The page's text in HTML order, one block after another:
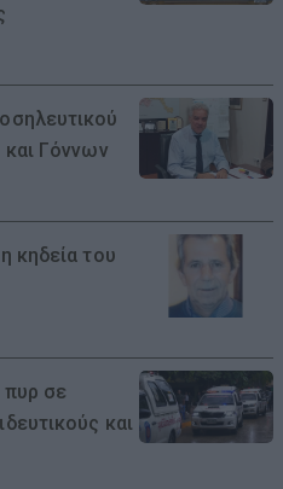
Γόννων
κηδεία του
πυρ σε
και